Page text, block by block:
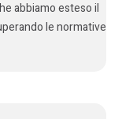
abbiamo esteso il
le normative